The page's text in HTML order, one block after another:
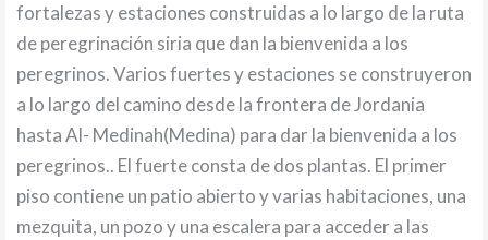
fortalezas y estaciones construidas a lo largo de la ruta
de peregrinación siria que dan la bienvenida a los
peregrinos. Varios fuertes y estaciones se construyeron
a lo largo del camino desde la frontera de Jordania
hasta Al- Medinah(Medina) para dar la bienvenida a los
peregrinos.. El fuerte consta de dos plantas. El primer
piso contiene un patio abierto y varias habitaciones, una
mezquita, un pozo y una escalera para acceder a las